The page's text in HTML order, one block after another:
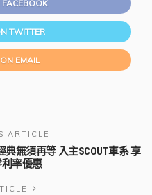
TWITTER
EMAIL
ARTICLE
典無須再等 入主SCOUT車系 享
利率優惠